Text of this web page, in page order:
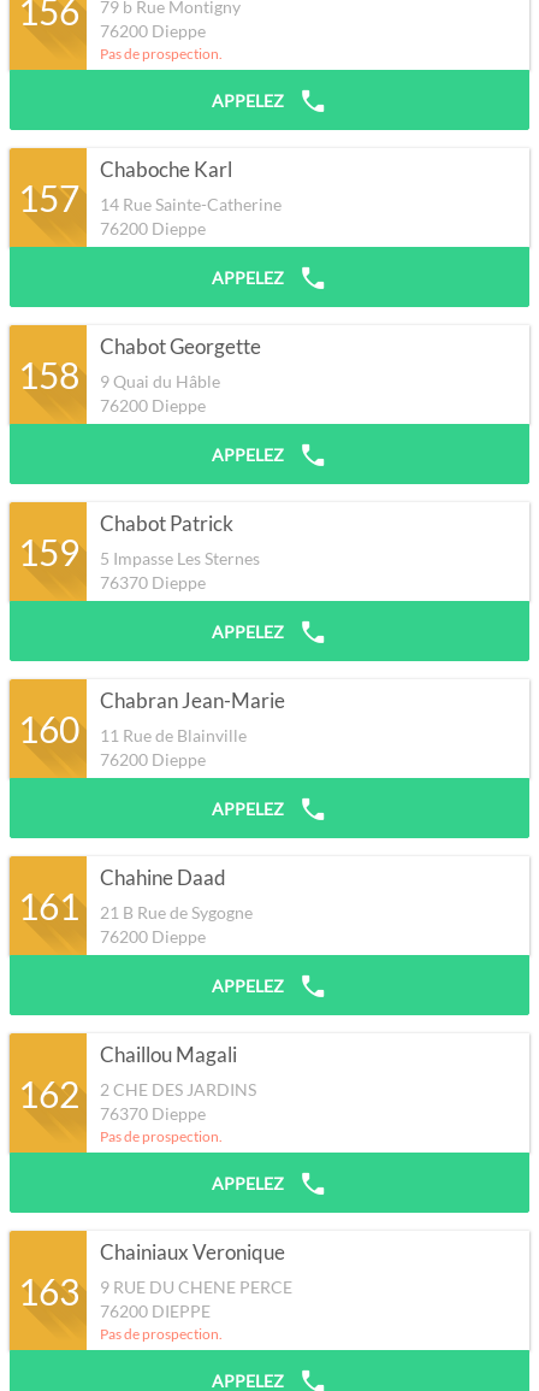
156
79 b Rue Montigny
76200 Dieppe
Pas de prospection.
APPELEZ
157
Chaboche Karl
14 Rue Sainte-Catherine
76200 Dieppe
APPELEZ
158
Chabot Georgette
9 Quai du Hâble
76200 Dieppe
APPELEZ
159
Chabot Patrick
5 Impasse Les Sternes
76370 Dieppe
APPELEZ
160
Chabran Jean-Marie
11 Rue de Blainville
76200 Dieppe
APPELEZ
161
Chahine Daad
21 B Rue de Sygogne
76200 Dieppe
APPELEZ
162
Chaillou Magali
2 CHE DES JARDINS
76370 Dieppe
Pas de prospection.
APPELEZ
163
Chainiaux Veronique
9 RUE DU CHENE PERCE
76200 DIEPPE
Pas de prospection.
APPELEZ